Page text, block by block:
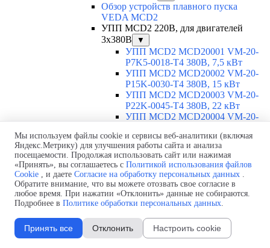
Обзор устройств плавного пуска
VEDA MCD2
УПП MCD2 220В, для двигателей
3х380В
▼
УПП MCD2 MCD20001 VM-20-
P7K5-0018-T4 380В, 7,5 кВт
УПП MCD2 MCD20002 VM-20-
P15K-0030-T4 380В, 15 кВт
УПП MCD2 MCD20003 VM-20-
P22K-0045-T4 380В, 22 кВт
УПП MCD2 MCD20004 VM-20-
УПП MCD2 MCD20005 VM-20-
P37K-0075-T4 380В, 37 кВт
УПП MCD2 MCD20006 VM-20-
P45K-0090-T4 380В, 45 кВт
УПП MCD2 MCD20007 VM-20-
P55K-0110-T4 380В, 55 кВт
УПП MCD2 MCD20008 VM-20-
УПП MCD2 MCD20009 VM-20-
P90K-0175-T4 380В, 90 кВт
Мы используем файлы cookie и сервисы веб-аналитики (включая
Яндекс.Метрику) для улучшения работы сайта и анализа
посещаемости. Продолжая использовать сайт или нажимая
«Принять», вы соглашаетесь с Политикой использования файлов
Cookie , и даете Согласие на обработку персональных данных .
Обратите внимание, что вы можете отозвать свое согласие в
любое время. При нажатии «Отклонить» данные не собираются.
Подробнее в Политике обработки персональных данных.
Принять все Отклонить Настроить cookie